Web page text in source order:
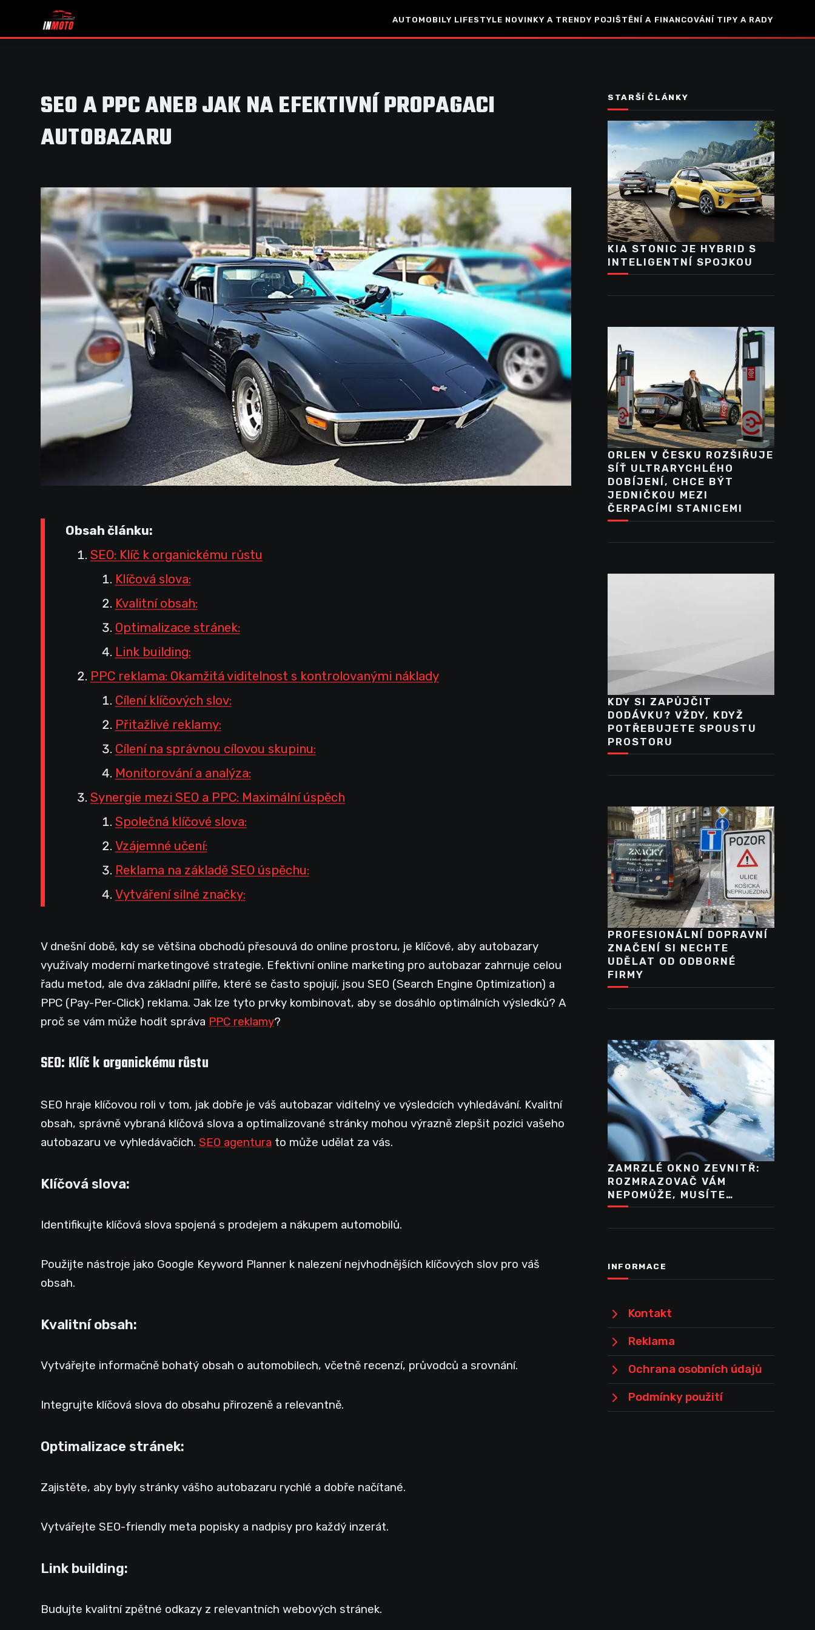
AUTOMOBILY LIFESTYLE NOVINKY A TRENDY POJIŠTĚNÍ A FINANCOVÁNÍ TIPY A RADY
SEO A PPC ANEB JAK NA EFEKTIVNÍ PROPAGACI
AUTOBAZARU
Obsah článku:
SEO: Klíč k organickému růstu
Klíčová slova:
Kvalitní obsah:
Optimalizace stránek:
Link building:
PPC reklama: Okamžitá viditelnost s kontrolovanými náklady
Cílení klíčových slov:
Přitažlivé reklamy:
Cílení na správnou cílovou skupinu:
Monitorování a analýza:
Synergie mezi SEO a PPC: Maximální úspěch
Společná klíčové slova:
Vzájemné učení:
Reklama na základě SEO úspěchu:
Vytváření silné značky:
V dnešní době, kdy se většina obchodů přesouvá do online prostoru, je klíčové, aby autobazary
využívaly moderní marketingové strategie. Efektivní online marketing pro autobazar zahrnuje celou
řadu metod, ale dva základní pilíře, které se často spojují, jsou SEO (Search Engine Optimization) a
PPC (Pay-Per-Click) reklama. Jak lze tyto prvky kombinovat, aby se dosáhlo optimálních výsledků? A
proč se vám může hodit správa PPC reklamy?
SEO: Klíč k organickému růstu
SEO hraje klíčovou roli v tom, jak dobře je váš autobazar viditelný ve výsledcích vyhledávání. Kvalitní
obsah, správně vybraná klíčová slova a optimalizované stránky mohou výrazně zlepšit pozici vašeho
autobazaru ve vyhledávačích. SEO agentura to může udělat za vás.
Klíčová slova:
Identifikujte klíčová slova spojená s prodejem a nákupem automobilů.
Použijte nástroje jako Google Keyword Planner k nalezení nejvhodnějších klíčových slov pro váš
obsah.
Kvalitní obsah:
Vytvářejte informačně bohatý obsah o automobilech, včetně recenzí, průvodců a srovnání.
Integrujte klíčová slova do obsahu přirozeně a relevantně.
Optimalizace stránek:
Zajistěte, aby byly stránky vášho autobazaru rychlé a dobře načítané.
Vytvářejte SEO-friendly meta popisky a nadpisy pro každý inzerát.
Link building:
Budujte kvalitní zpětné odkazy z relevantních webových stránek.
STARŠÍ ČLÁNKY
KIA STONIC JE HYBRID S
INTELIGENTNÍ SPOJKOU
ORLEN V ČESKU ROZŠIŘUJE
SÍŤ ULTRARYCHLÉHO
DOBÍJENÍ, CHCE BÝT
JEDNIČKOU MEZI
ČERPACÍMI STANICEMI
KDY SI ZAPŮJČIT
DODÁVKU? VŽDY, KDYŽ
POTŘEBUJETE SPOUSTU
PROSTORU
PROFESIONÁLNÍ DOPRAVNÍ
ZNAČENÍ SI NECHTE
UDĚLAT OD ODBORNÉ
FIRMY
ZAMRZLÉ OKNO ZEVNITŘ:
ROZMRAZOVAČ VÁM
NEPOMŮŽE, MUSÍTE…
INFORMACE
Kontakt
Reklama
Ochrana osobních údajů
Podmínky použití